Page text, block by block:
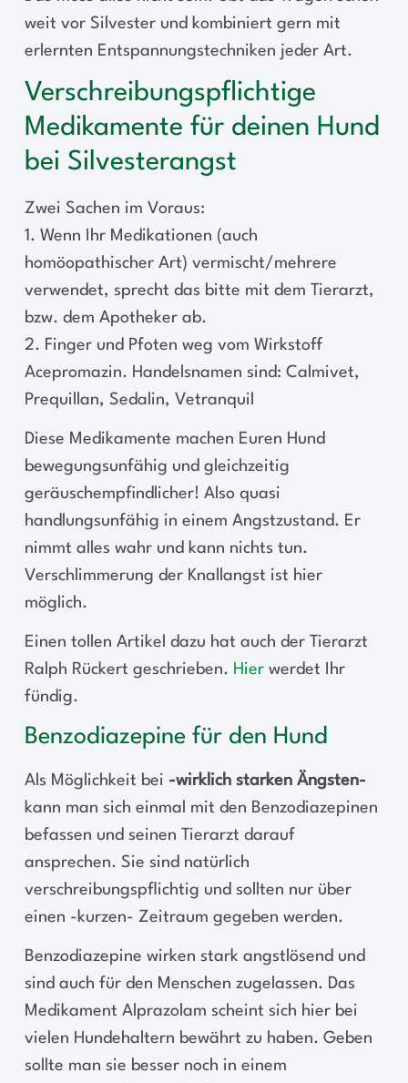
weit vor Silvester und kombiniert gern mit
erlernten Entspannungstechniken jeder Art.
Verschreibungspflichtige
Medikamente für deinen Hund
bei Silvesterangst
Zwei Sachen im Voraus:
1. Wenn Ihr Medikationen (auch
homöopathischer Art) vermischt/mehrere
verwendet, sprecht das bitte mit dem Tierarzt,
bzw. dem Apotheker ab.
2. Finger und Pfoten weg vom Wirkstoff
Acepromazin. Handelsnamen sind: Calmivet,
Prequillan, Sedalin, Vetranquil
Diese Medikamente machen Euren Hund
bewegungsunfähig und gleichzeitig
geräuschempfindlicher! Also quasi
handlungsunfähig in einem Angstzustand. Er
nimmt alles wahr und kann nichts tun.
Verschlimmerung der Knallangst ist hier
möglich.
Einen tollen Artikel dazu hat auch der Tierarzt
Ralph Rückert geschrieben. Hierwerdet Ihr
fündig.
Benzodiazepine für den Hund
Als Möglichkeit bei -wirklich starken Ängsten-
kann man sich einmal mit den Benzodiazepinen
befassen und seinen Tierarzt darauf
ansprechen. Sie sind natürlich
verschreibungspflichtig und sollten nur über
einen -kurzen- Zeitraum gegeben werden.
Benzodiazepine wirken stark angstlösend und
sind auch für den Menschen zugelassen. Das
Medikament Alprazolam scheint sich hier bei
vielen Hundehaltern bewährt zu haben. Geben
sollte man sie besser noch in einem